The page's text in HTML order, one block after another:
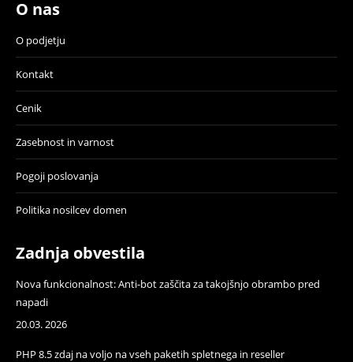
O nas
O podjetju
Kontakt
Cenik
Zasebnost in varnost
Pogoji poslovanja
Politika nosilcev domen
Zadnja obvestila
Nova funkcionalnost: Anti-bot zaščita za takojšnjo obrambo pred
napadi
20.03. 2026
PHP 8.5 zdaj na voljo na vseh paketih spletnega in reseller